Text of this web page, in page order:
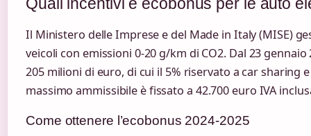
Il Ministero delle Imprese e del Made in Italy (MISE)
veicoli con emissioni 0-20 g/km di CO2. Dal 23
205 milioni di euro, di cui il 5% riservato a car sharing
massimo ammissibile è fissato a 42.700 euro IVA
Come ottenere l’ecobonus 2024-2025